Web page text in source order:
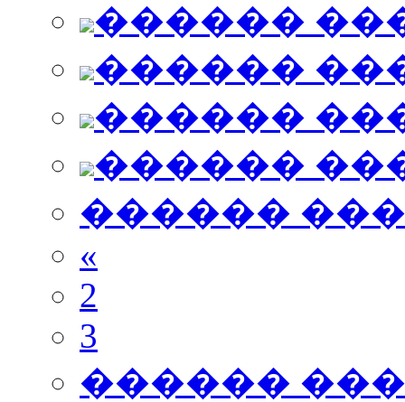
������
������
������
������
������
«
2
3
������